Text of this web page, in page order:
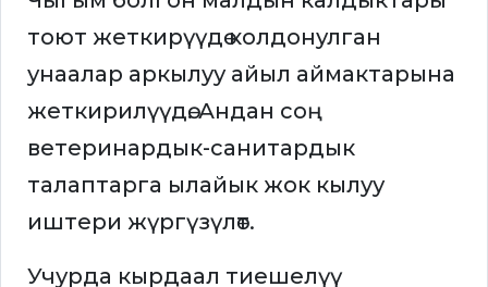
тоют жеткирүүдө колдонулган
унаалар аркылуу айыл аймактарына
жеткирилүүдө. Андан соң
ветеринардык-санитардык
талаптарга ылайык жок кылуу
иштери жүргүзүлөт.
Учурда кырдаал тиешелүү